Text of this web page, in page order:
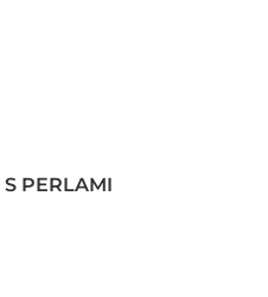
PERLAMI